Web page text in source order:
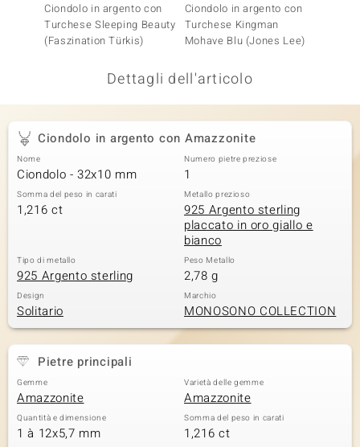
Classics
Ciondolo in argento con
Turchese Sleeping Beauty
(Faszination Türkis)
Ciondolo in argento con
Turchese Kingman
Mohave Blu (Jones Lee)
Dettagli dell'articolo
Ciondolo in argento con Amazzonite
Nome
Ciondolo - 32x10 mm
Numero pietre preziose
1
Somma del peso in carati
1,216 ct
Metallo prezioso
925 Argento sterling
placcato in oro giallo e
bianco
Tipo di metallo
925 Argento sterling
Peso Metallo
2,78 g
Design
Solitario
Marchio
MONOSONO COLLECTION
Pietre principali
Gemme
Amazzonite
Varietà delle gemme
Amazzonite
Quantità e dimensione
1 à 12x5,7 mm
Somma del peso in carati
1,216 ct